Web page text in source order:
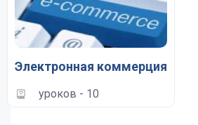
Электронная коммерция
уроков - 10